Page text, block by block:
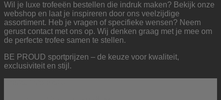
Wil je luxe trofeeën bestellen die indruk maken? Bekijk onze
webshop en laat je inspireren door ons veelzijdige
assortiment. Heb je vragen of specifieke wensen? Neem
gerust contact met ons op. Wij denken graag met je mee om
de perfecte trofee samen te stellen.
BE PROUD sportprijzen – de keuze voor kwaliteit,
exclusiviteit en stijl.